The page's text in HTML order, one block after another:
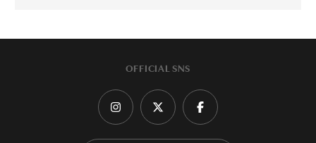
OFFICIAL SNS